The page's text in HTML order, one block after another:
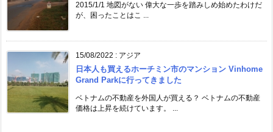
2015/1/1 地図がない 偉大な一歩を踏みしめ始めたわけだ
が、困ったことはこ ...
15/08/2022 : アジア
日本人も買えるホーチミン市のマンション Vinhome
Grand Parkに行ってきました
ベトナムの不動産を外国人が買える？ ベトナムの不動産
価格は上昇を続けています。 ...